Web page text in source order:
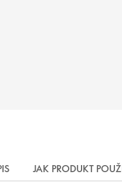
JAK PRODUKT